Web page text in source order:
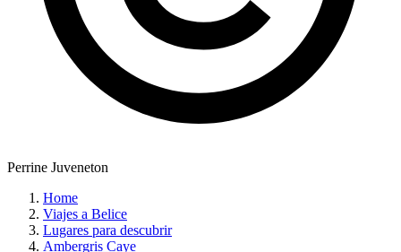
Perrine Juveneton
Home
Viajes a Belice
Lugares para descubrir
Ambergris Caye